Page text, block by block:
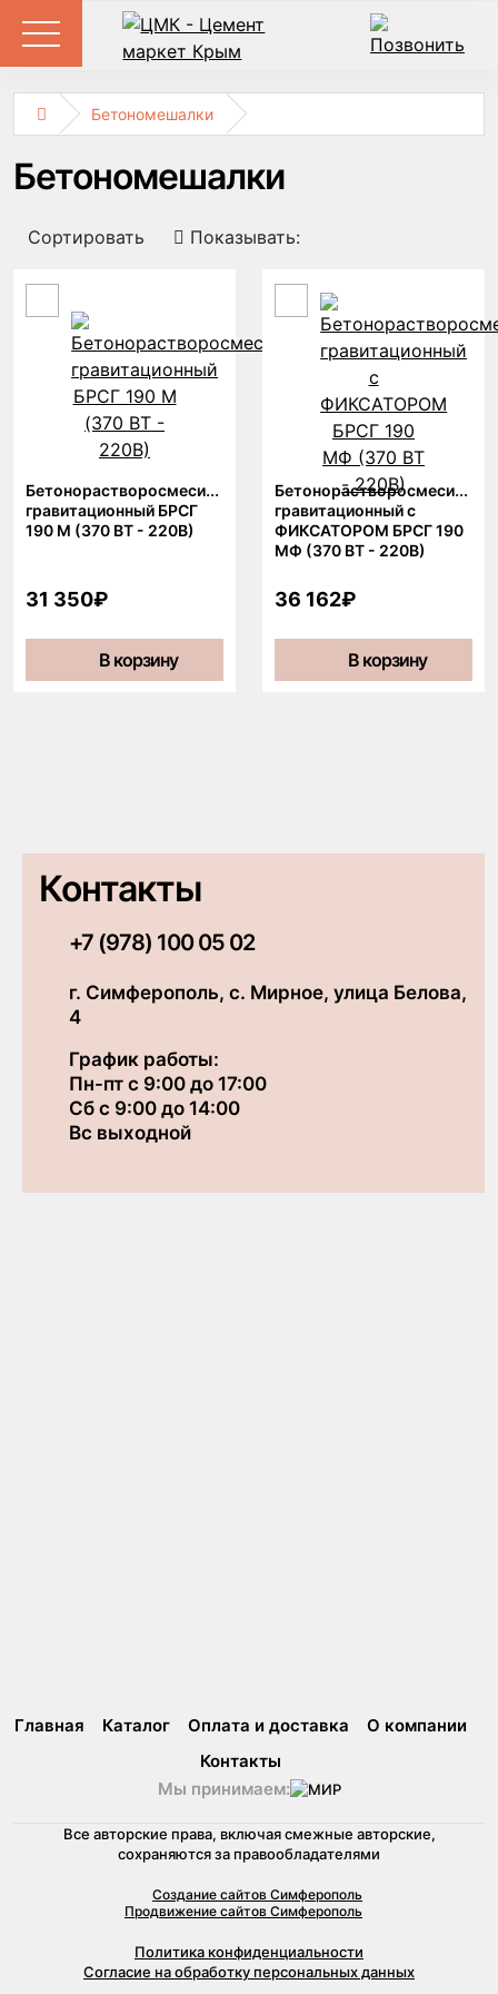
Бетономешалки
Бетономешалки
Сортировать Показывать:
Бетонорастворосмеситель
гравитационный БРСГ
190 М (370 ВТ - 220В)
31 350₽
В корзину
Бетонорастворосмеситель
гравитационный с
ФИКСАТОРОМ БРСГ 190
МФ (370 ВТ - 220В)
36 162₽
В корзину
Контакты
+7 (978) 100 05 02
г. Симферополь, с. Мирное, улица Белова,
4
График работы:
Пн-пт с 9:00 до 17:00
Сб с 9:00 до 14:00
Вс выходной
Главная Каталог Оплата и доставка
О компании
Контакты
Мы принимаем:
Все авторские права, включая смежные авторские,
сохраняются за правообладателями
Создание сайтов Симферополь
Продвижение сайтов Симферополь
Политика конфиденциальности
Согласие на обработку персональных данных